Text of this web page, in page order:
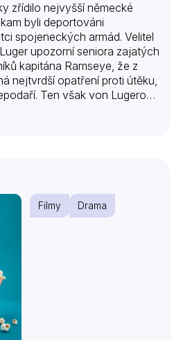
zřídilo nejvyšší německé
byli deportováni
spojeneckých armád. Velitel
upozorní seniora zajatých
kapitána Ramseye, že z
nejtvrdší opatření proti útěku,
Ten však von Lugerovi
o útěk ze zajetí je
důstojníka…
Filmy Drama